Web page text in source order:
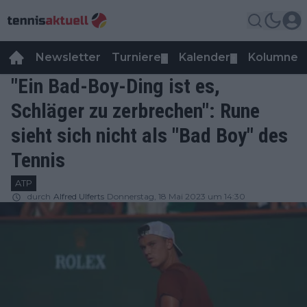
Newsletter Turniere Kalender Kolumnen
"Ein Bad-Boy-Ding ist es,
Schläger zu zerbrechen": Rune
sieht sich nicht als "Bad Boy" des
Tennis
ATP
durch Alfred Ulferts Donnerstag, 18 Mai 2023 um 14:30